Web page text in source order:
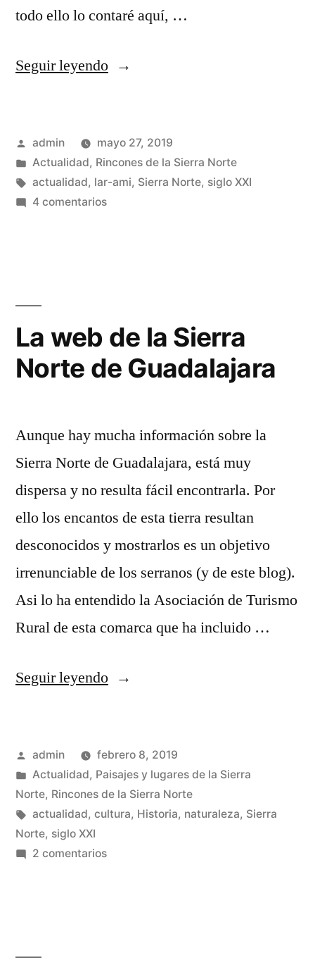
todo ello lo contaré aquí, …
Seguir leyendo«¡Diez
y
parece
Publicado
por
admin
mayo 27, 2019
Publicado
en
Actualidad, Rincones de la Sierra Norte
Etiquetas:
actualidad, lar-ami, Sierra Norte, siglo XXI
4 comentariosen
fué
ayer
La web de la Sierra
Norte de Guadalajara
Aunque hay mucha información sobre la
Sierra Norte de Guadalajara, está muy
dispersa y no resulta fácil encontrarla. Por
ello los encantos de esta tierra resultan
desconocidos y mostrarlos es un objetivo
irrenunciable de los serranos (y de este blog).
Asi lo ha entendido la Asociación de Turismo
Rural de esta comarca que ha incluido …
Seguir leyendo«La
la
Sierra
Norte
Publicado
por
admin
febrero 8, 2019
Publicado
en
Actualidad, Paisajes y lugares de la Sierra
Norte, Rincones de la Sierra Norte
Etiquetas:
actualidad, cultura, Historia, naturaleza, Sierra
Norte, siglo XXI
2 comentariosen